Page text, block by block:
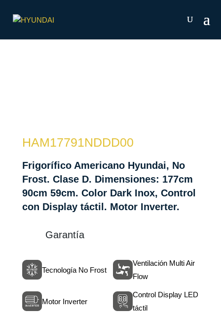
HAM17791NDDD00
Frigorífico Americano Hyundai, No
Frost. Clase D. Dimensiones: 177cm
90cm 59cm. Color Dark Inox, Control
con Display táctil. Motor Inverter.
Garantía
Tecnología No Frost
Ventilación Multi Air
Flow
Motor Inverter
Control Display LED
táctil